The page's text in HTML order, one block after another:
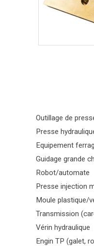
Outillage de
Presse
Equipement
Guidage grande
Robot/automate
Presse injection
Moule plastique/
Transmission
Vérin hydraulique
Engin TP (galet,